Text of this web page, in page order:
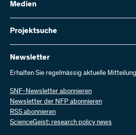
Wildhainweg 3
Kontakt aufnehmen
Rechnung senden
Bei uns arbeiten
Offene Stellen
Medien
Medienauskünfte
Jahresbericht
Projektsuche
Hier finden Sie umfangreiche Informationen
bewilligten Forschungsprojekten und
Projektsuche
Newsletter
Erhalten Sie regelmässig aktuelle
SNF-Newsletter abonnieren
Newsletter der NFP abonnieren
RSS abonnieren
ScienceGeist: research policy news